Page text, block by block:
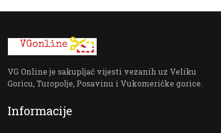
VG Online je sakupljač vijesti vezanih uz Veliku
Goricu, Turopolje, Posavinu i Vukomeričke gorice.
Informacije